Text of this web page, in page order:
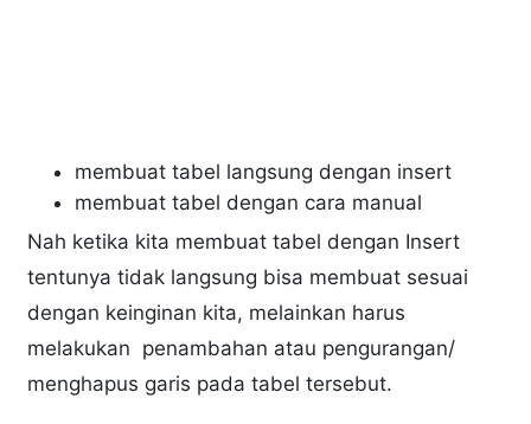
membuat tabel langsung dengan insert
membuat tabel dengan cara manual
Nah ketika kita membuat tabel dengan Insert
tentunya tidak langsung bisa membuat sesuai
dengan keinginan kita, melainkan harus
melakukan penambahan atau pengurangan/
menghapus garis pada tabel tersebut.